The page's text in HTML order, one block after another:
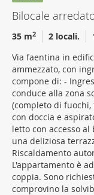
Bilocale
35 m2 2 locali.
Via faentina in
ammezzato, con
compone di: -
conduce alla zona
(completo di
con doccia e
letto con accesso
una deliziosa
Riscaldamento
L'appartamento è
coppia. Sono
comprovino la